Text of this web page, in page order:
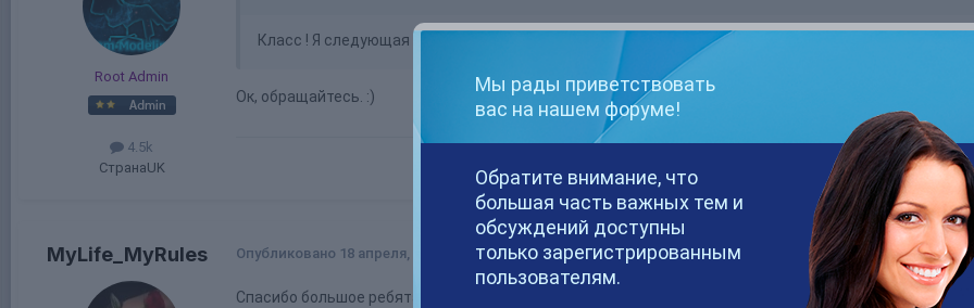
Root Admin
4.5k
СтранаUK
Класс ! Я следующая на вывод
Ок, обращайтесь. :)
MyLife_MyRules Опубликовано 18 апреля, 2022
Спасибо большое ребятам! Помогли мне очень. Очень добрые всегда объяснят Ответят на
Мы рады приветствовать
вас на нашем форуме!
Обратите внимание, что
большая часть важных тем и
обсуждений доступны
только зарегистрированным
пользователям.